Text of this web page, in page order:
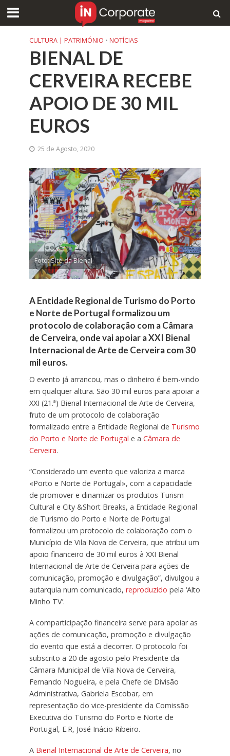
CULTURA | PATRIMÓNIO • NOTÍCIAS
BIENAL DE
CERVEIRA RECEBE
APOIO DE 30 MIL
EUROS
25 de Agosto, 2020
Foto: Site da Bienal
A Entidade Regional de Turismo do Porto
e Norte de Portugal formalizou um
protocolo de colaboração com a Câmara
de Cerveira, onde vai apoiar a XXI Bienal
Internacional de Arte de Cerveira com 30
mil euros.
O evento já arrancou, mas o dinheiro é bem-vindo
em qualquer altura. São 30 mil euros para apoiar a
XXI (21.ª) Bienal Internacional de Arte de Cerveira,
fruto de um protocolo de colaboração
formalizado entre a Entidade Regional de Turismo
do Porto e Norte de Portugal e a Câmara de
Cerveira.
“Considerado um evento que valoriza a marca
«Porto e ​​​​​​​Norte de Portugal», com a capacidade
de promover e dinamizar os produtos Turism
Cultural e City &Short Breaks, a Entidade Regional
de Turismo do Porto e Norte de Portugal
formalizou um protocolo de colaboração com o
Município de Vila Nova de Cerveira, que atribui um
apoio financeiro de 30 mil euros à XXI Bienal
Internacional de Arte de Cerveira para ações de
comunicação, promoção e divulgação”, divulgou a
autarquia num comunicado, reproduzido pela ‘Alto
Minho TV’.
A comparticipação financeira serve para apoiar as
ações de comunicação, promoção e divulgação
do evento que está a decorrer. O protocolo foi
subscrito a 20 de agosto pelo Presidente da
Câmara Municipal de Vila Nova de Cerveira,
Fernando Nogueira, e pela Chefe de Divisão
Administrativa, Gabriela Escobar, em
representação do vice-presidente da Comissão
Executiva do Turismo do Porto e Norte de
Portugal, E.R, José Inácio Ribeiro.
A Bienal Internacional de Arte de Cerveira, no